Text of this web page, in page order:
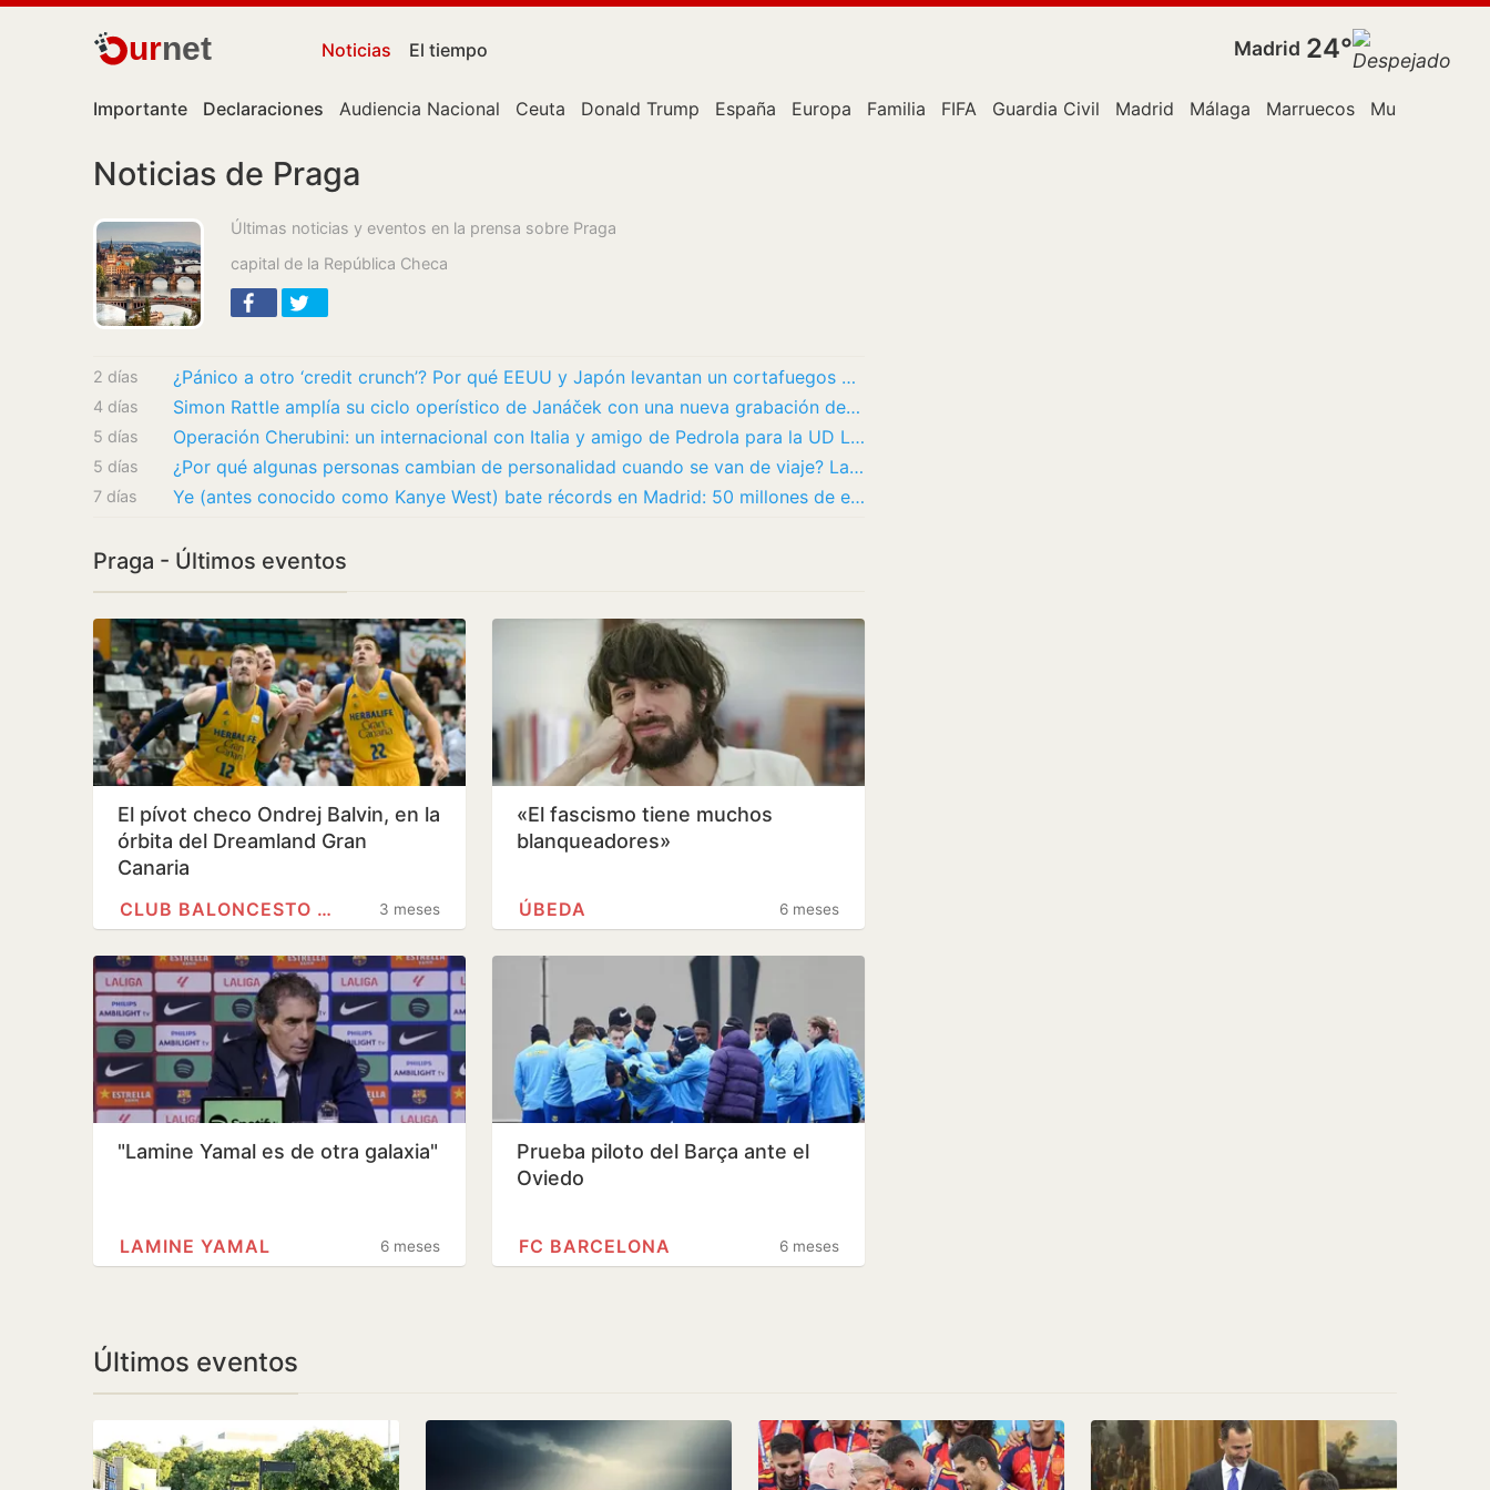
urnet Noticias El tiempo Madrid 24°
Importante Declaraciones Audiencia Nacional Ceuta Donald Trump España Europa Familia FIFA Guardia Civil Madrid Málaga Marruecos Murcia
Noticias de Praga
Últimas noticias y eventos en la prensa sobre Praga
capital de la República Checa
2 días ¿Pánico a otro ‘credit crunch’? Por qué EEUU y Japón levantan un cortafuegos para sujetar…
4 días Simon Rattle amplía su ciclo operístico de Janáček con una nueva grabación de ‘Las…
5 días Operación Cherubini: un internacional con Italia y amigo de Pedrola para la UD Las Palmas
5 días ¿Por qué algunas personas cambian de personalidad cuando se van de viaje? La ciencia tiene…
7 días Ye (antes conocido como Kanye West) bate récords en Madrid: 50 millones de euros, 40.000…
Praga - Últimos eventos
El pívot checo Ondrej Balvin, en la
órbita del Dreamland Gran
Canaria
3 meses
CLUB BALONCESTO GRAN CANARIA
«El fascismo tiene muchos
blanqueadores»
6 meses
ÚBEDA
"Lamine Yamal es de otra galaxia"
6 meses
LAMINE YAMAL
Prueba piloto del Barça ante el
Oviedo
6 meses
FC BARCELONA
Últimos eventos